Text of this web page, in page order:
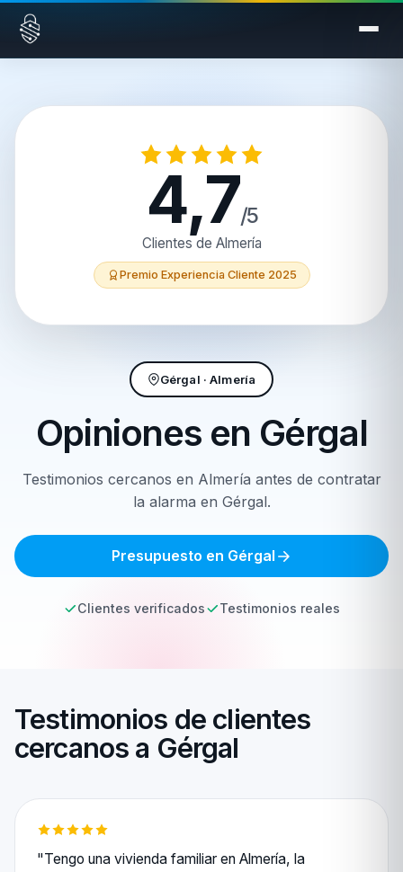
Saltar al contenido
Gérgal · Almería
Opiniones en Gérgal
Testimonios cercanos en Almería antes de contratar
la alarma en Gérgal.
Presupuesto en Gérgal
Clientes verificados Testimonios reales
4,7/5
Clientes de Almería
Premio Experiencia Cliente 2025
Testimonios de clientes
cercanos a Gérgal
"Tengo una vivienda familiar en Almería, la